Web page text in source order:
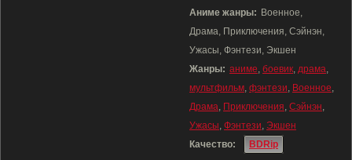
Аниме жанры: Военное,
Драма, Приключения, Сэйнэн,
Ужасы, Фэнтези, Экшен
Жанры: аниме, боевик, драма,
мультфильм, фэнтези, Военное,
Драма, Приключения, Сэйнэн,
Ужасы, Фэнтези, Экшен
Качество:
BDRip